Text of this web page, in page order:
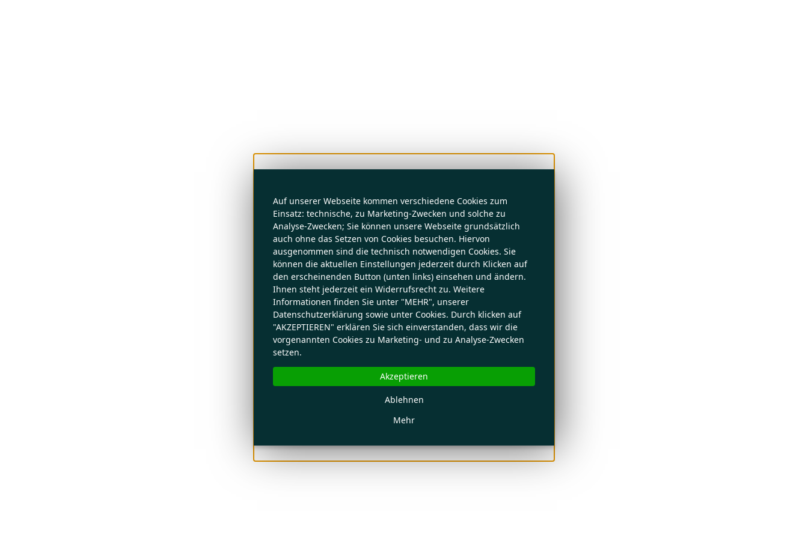
Auf unserer Webseite kommen verschiedene Cookies zum
Einsatz: technische, zu Marketing-Zwecken und solche zu
Analyse-Zwecken; Sie können unsere Webseite grundsätzlich
auch ohne das Setzen von Cookies besuchen. Hiervon
ausgenommen sind die technisch notwendigen Cookies. Sie
können die aktuellen Einstellungen jederzeit durch Klicken auf
den erscheinenden Button (unten links) einsehen und ändern.
Ihnen steht jederzeit ein Widerrufsrecht zu. Weitere
Informationen finden Sie unter "MEHR", unserer
Datenschutzerklärung sowie unter Cookies. Durch klicken auf
"AKZEPTIEREN" erklären Sie sich einverstanden, dass wir die
vorgenannten Cookies zu Marketing- und zu Analyse-Zwecken
setzen.
Mehr
Ablehnen
Akzeptieren